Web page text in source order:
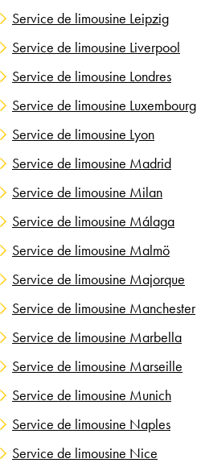
Service de limousine Leipzig
Service de limousine Liverpool
Service de limousine Londres
Service de limousine Luxembourg
Service de limousine Lyon
Service de limousine Madrid
Service de limousine Milan
Service de limousine Málaga
Service de limousine Malmö
Service de limousine Majorque
Service de limousine Manchester
Service de limousine Marbella
Service de limousine Marseille
Service de limousine Munich
Service de limousine Naples
Service de limousine Nice